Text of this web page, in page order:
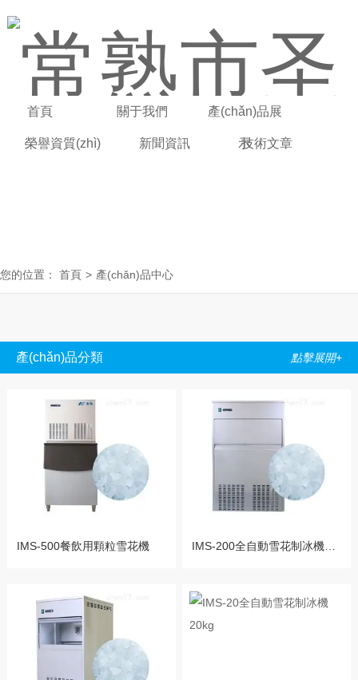
首頁 關于我們 產(chǎn)品展
示
榮譽資質(zhì) 新聞資訊 技術文章
您的位置： 首頁 > 產(chǎn)品中心
產(chǎn)品分類 點擊展開+
IMS-500餐飲用顆粒雪花機